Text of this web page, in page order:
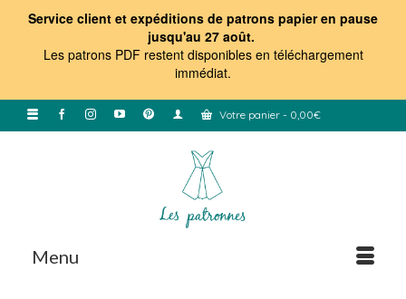
Service client et expéditions de patrons papier en pause
jusqu'au 27 août.
Les patrons PDF restent disponibles en téléchargement
immédiat.
Votre panier - 0,00€
Menu